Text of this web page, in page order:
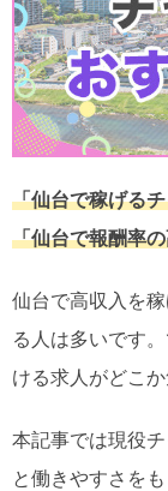
「仙台で稼げる
「仙台で報酬率
仙台で高収入を
る人は多いです
ける求人がどこ
本記事では現役
と働きやすさをも